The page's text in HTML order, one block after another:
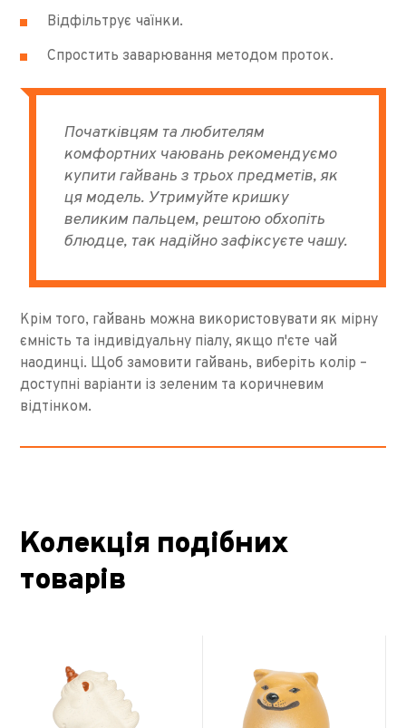
Відфільтрує чаїнки.
Спростить заварювання методом проток.
Початківцям та любителям
комфортних чаювань рекомендуємо
купити гайвань з трьох предметів, як
ця модель. Утримуйте кришку
великим пальцем, рештою обхопіть
блюдце, так надійно зафіксуєте чашу.
Крім того, гайвань можна використовувати як мірну
ємність та індивідуальну піалу, якщо п'єте чай
наодинці. Щоб замовити гайвань, виберіть колір –
доступні варіанти із зеленим та коричневим
відтінком.
Колекція подібних
товарів